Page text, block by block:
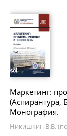
Маркетинг:
(Аспирантура,
Монография.
Никишкин В.В.